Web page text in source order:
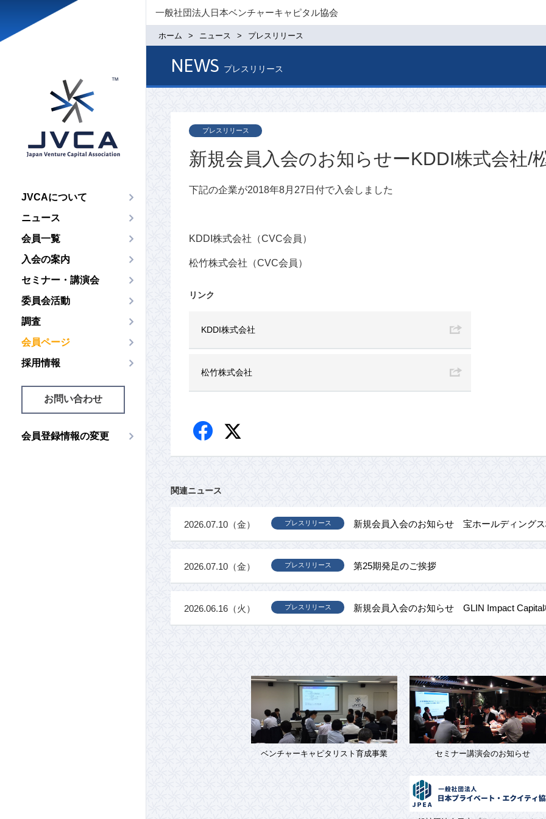
JVCAについて
ニュース
会員一覧
入会の案内
セミナー・講演会
委員会活動
調査
会員ページ
採用情報
お問い合わせ
会員登録情報の変更
一般社団法人日本ベンチャーキャピタル協会
ホーム ニュース プレスリリース
NEWS プレスリリース
新規会員入会のお知らせーKDDI株式会社/
プレスリリース
下記の企業が2018年8月27日付で入会しました
KDDI株式会社（CVC会員）
松竹株式会社（CVC会員）
リンク
KDDI株式会社
松竹株式会社
関連ニュース
新規会員入会のお知らせ 宝ホールディング
プレスリリース
2026.07.10（金）
第25期発足のご挨拶
プレスリリース
2026.07.10（金）
新規会員入会のお知らせ GLIN Impact Capital
プレスリリース
2026.06.16（火）
ベンチャーキャピタリスト育成事業 セミナー講演会のお知らせ